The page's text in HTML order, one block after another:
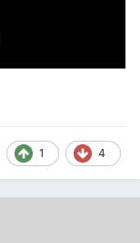
1 4